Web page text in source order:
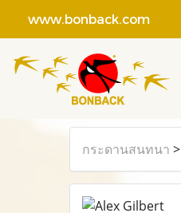
www.bonback.com
กระดานสนทนา >